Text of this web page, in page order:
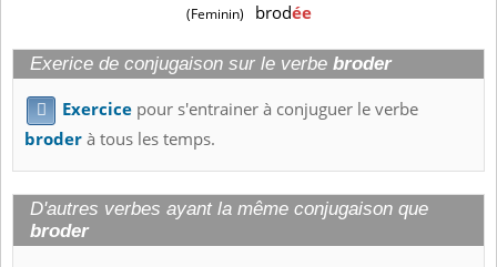
(Feminin) brodée
Exerice de conjugaison sur le verbe broder
 Exercice pour s'entrainer à conjuguer le verbe
broderà tous les temps.
D'autres verbes ayant la même conjugaison que
broder